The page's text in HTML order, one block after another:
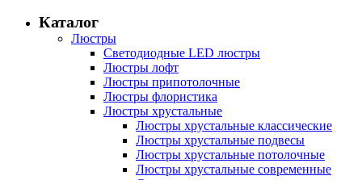
Каталог
Люстры
Светодиодные LED люстры
Люстры лофт
Люстры припотолочные
Люстры флористика
Люстры хрустальные
Люстры хрустальные классические
Люстры хрустальные подвесы
Люстры хрустальные потолочные
Люстры хрустальные современные